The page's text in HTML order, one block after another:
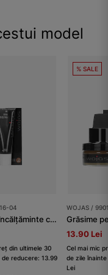
model
04
Cremă de încălțăminte culoare maro mediu
din ultimele 30
de reducere: 13.99
% SALE
WOJAS /
13.90 Lei
Cel mai mic
de zile
Lei